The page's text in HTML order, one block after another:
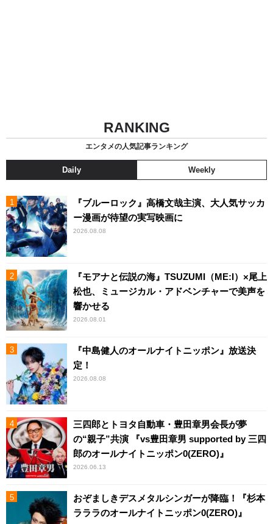
RANKING
エンタメの人気記事ランキング
Daily Weekly
『ブルーロック』高橋文哉主演、大人気サッカ
ー漫画が待望の実写映画に
2026.08.08
『モアナと伝説の海』TSUZUMI（ME:I）×尾上
松也、ミュージカル・アドベンチャーで美声を
響かせる
2026.08.01
『中島健人のオールナイトニッポン』放送決
定！
2026.08.08
三四郎とトヨタ自動車・豊田章男会長が夢
の“親子”共演 『vs豊田章男 supported by 三四
郎のオールナイトニッポン0(ZERO)』
2026.06.13
おぞましきデスメタルシンガーが降臨！『杉本
ラララのオールナイトニッポン0(ZERO)』